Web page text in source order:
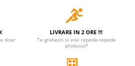
jucarie
doar
LIVRARE IN 2 ORE !!!
Te grabesti si vrei repede-repede
produsul?